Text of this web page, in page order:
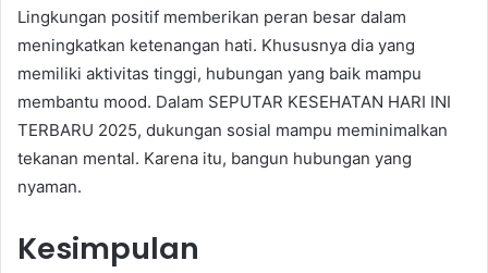
Lingkungan positif memberikan peran besar dalam
meningkatkan ketenangan hati. Khususnya dia yang
memiliki aktivitas tinggi, hubungan yang baik mampu
membantu mood. Dalam SEPUTAR KESEHATAN HARI INI
TERBARU 2025, dukungan sosial mampu meminimalkan
tekanan mental. Karena itu, bangun hubungan yang
nyaman.
Kesimpulan